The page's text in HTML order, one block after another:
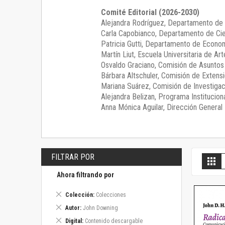
Comité Editorial (2026-2030)
Alejandra Rodríguez, Departamento de
Carla Capobianco, Departamento de
Patricia Gutti, Departamento de
Martín Liut, Escuela Universitaria de
Osvaldo Graciano, Comisión de
Bárbara Altschuler, Comisión de
Mariana Suárez, Comisión de
Alejandra Belizan, Programa
Anna Mónica Aguilar, Dirección General
FILTRAR POR
Ahora filtrando por
Colección Colecciones
Eliminar
artículo
Autor John Downing
Eliminar
artículo
Digital Contenido descargable
Eliminar